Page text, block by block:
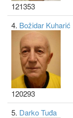
121353
4. Božidar Kuharić
120293
5. Darko Tuđa